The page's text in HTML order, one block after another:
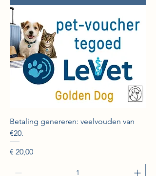
Betaling genereren: veelvouden van
€20.
Prijs
€ 20,00